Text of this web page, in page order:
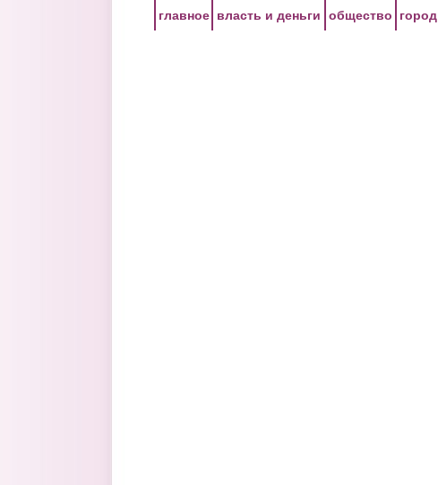
главное власть и деньги общество город